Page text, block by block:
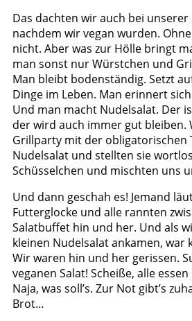
Das dachten wir auch bei
nachdem wir vegan wurden.
nicht. Aber was zur Hölle bringt
man sonst nur Würstchen und
Man bleibt bodenständig. Setzt
Dinge im Leben. Man erinnert
Und man macht Nudelsalat. Der
der wird auch immer gut bleiben.
Grillparty mit der obligatorischen
Nudelsalat und stellten sie
Schüsselchen und mischten uns
Und dann geschah es! Jemand
Futterglocke und alle rannten
Salatbuffet hin und her. Und als
kleinen Nudelsalat ankamen, war
Wir waren hin und her gerissen.
veganen Salat! Scheiße, alle
Naja, was soll’s. Zur Not gibt’s
Brot…